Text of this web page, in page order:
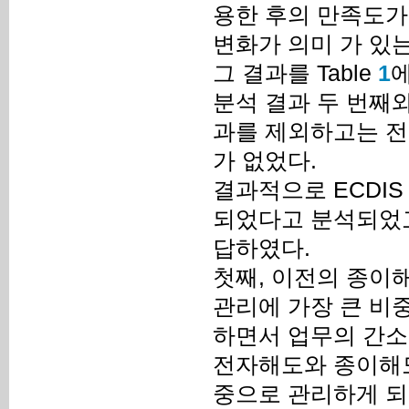
용한 후의 만족도
변화가 의미 가 있
그 결과를 Table 1
분석 결과 두 번째
과를 제외하고는
가 없었다.
결과적으로 ECDIS
되었다고 분석되
답하였다.
첫째, 이전의 종이
관리에 가장 큰 비
하면서 업무의 간
전자해도와 종이
중으로 관리하게